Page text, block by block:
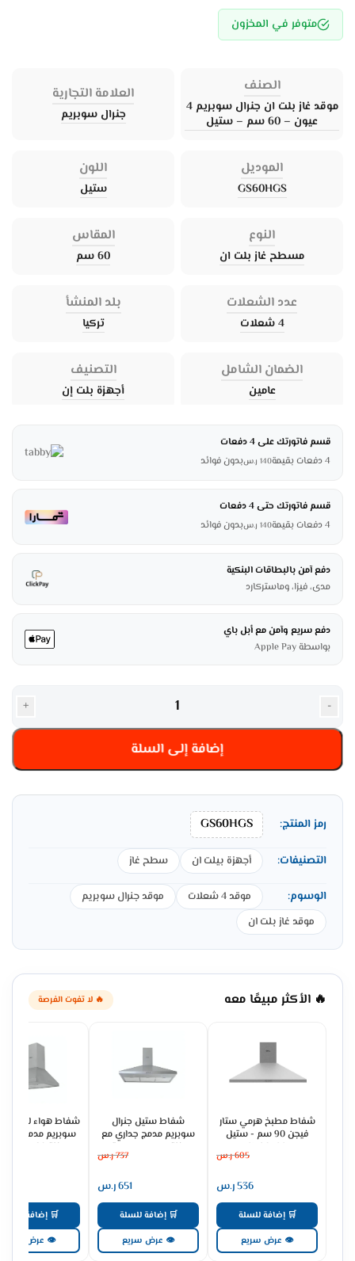
متوفر في المخزون
الصنف
موقد غاز بلت ان جنرال سوبريم 4
عيون – 60 سم – ستيل
العلامة التجارية
جنرال سوبريم
الموديل
GS60HGS
اللون
ستيل
النوع
مسطح غاز بلت ان
المقاس
60 سم
عدد الشعلات
4 شعلات
بلد المنشأ
تركيا
الضمان الشامل
عامين
التصنيف
أجهزة بلت إن
قسم فاتورتك على 4 دفعات
4 دفعات بقيمة
140 ر.سبدون فوائد
قسم فاتورتك حتى 4 دفعات
4 دفعات بقيمة
140 ر.سبدون فوائد
دفع آمن بالبطاقات البنكية
مدى، فيزا، وماستركارد
دفع سريع وآمن مع أبل باي
بواسطة Apple Pay
-
+
إضافة إلى السلة
رمز المنتج: GS60HGS
التصنيفات: أجهزة بيلت ان سطح غاز
الوسوم: موقد 4 شعلات
موقد جنرال سوبريم
موقد غاز بلت ان
🔥 الأكثر مبيعًا معه 🔥 لا تفوت الفرصة
شفاط مطبخ هرمي ستار
فيجن 90 سم - ستيل
SV90PSS
605ر.س
536ر.س
🛒 إضافة للسلة
👁 عرض سريع
شفاط ستيل جنرال
سوبريم مدمج جداري مع
مدخنة 3 سرعات - ستيل
GSCH90FS
737ر.س
651ر.س
🛒 إضافة للسلة
👁 عرض سريع
شفاط هواء للمطبخ
سوبريم مدمج
🛒 إضافة للسلة
👁 عرض سريع